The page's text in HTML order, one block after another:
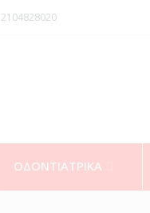
2104828020
ΟΔΟΝΤΙΑΤΡΙΚΑ